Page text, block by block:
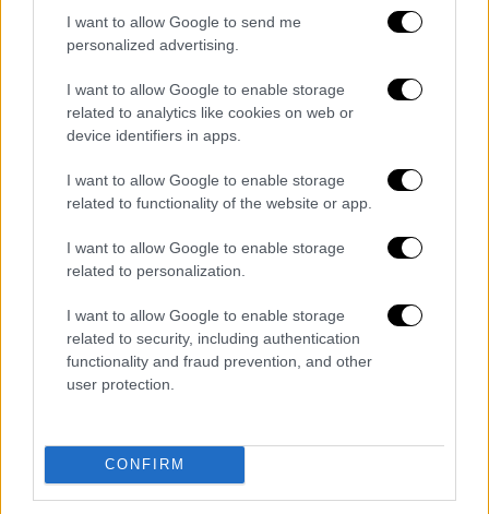
I want to allow Google to send me
personalized advertising.
I want to allow Google to enable storage
related to analytics like cookies on web or
device identifiers in apps.
I want to allow Google to enable storage
related to functionality of the website or app.
I want to allow Google to enable storage
related to personalization.
I want to allow Google to enable storage
related to security, including authentication
functionality and fraud prevention, and other
user protection.
CONFIRM
Οικονομία| 09.04.2019 14:38
Κώστας Μπάρκας στο Έθνος: Εχουν
αυξηθεί οι μισθοί σε 1 εκατ.
εργαζόμενους
και η αναπροσαρμογή του κατώτατου ήταν
από τις πιο βασικές παρεμβάσεις στην
Εργασίας